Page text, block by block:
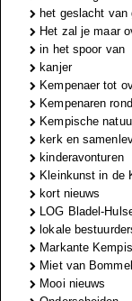
het geslacht van
Het zal je maar
in het spoor van
kanjer
Kempenaer tot
Kempenaren
Kempische
kerk en
kinderavonturen
Kleinkunst in de
kort nieuws
LOG Bladel-
lokale
Markante
Miet van Bommel
Mooi nieuws